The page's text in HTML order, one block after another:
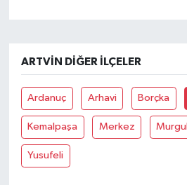
ARTVIN DIĞER İLÇELER
Ardanuç Arhavi Borçka
Kemalpaşa Merkez Murgul
Yusufeli